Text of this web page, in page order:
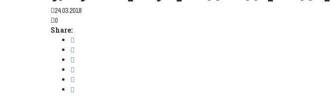
24.03.2018
0
Share: